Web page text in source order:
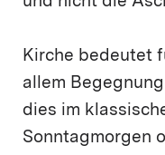
Kirche bedeutet
allem
dies im
Sonntagmorgen